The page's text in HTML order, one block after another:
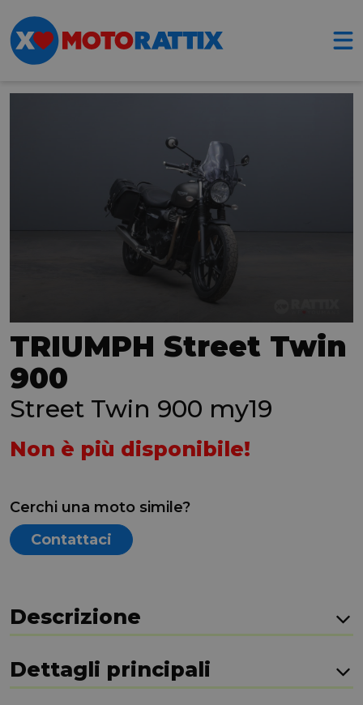
TRIUMPH Street Twin
900
Street Twin 900 my19
Non è più disponibile!
Cerchi una moto simile?
Contattaci
Descrizione
Dettagli principali